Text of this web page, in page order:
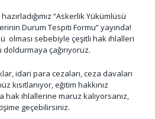
“Askerlik Yükümlüsü
Durum Tespiti Formu” yayında!
olması sebebiyle çeşitli hak ihlalleri
çağırıyoruz.
idari para cezaları, ceza davaları
kısıtlanıyor, eğitim hakkınız
hak ihlallerine maruz kalıyorsanız,
geçebilirsiniz.